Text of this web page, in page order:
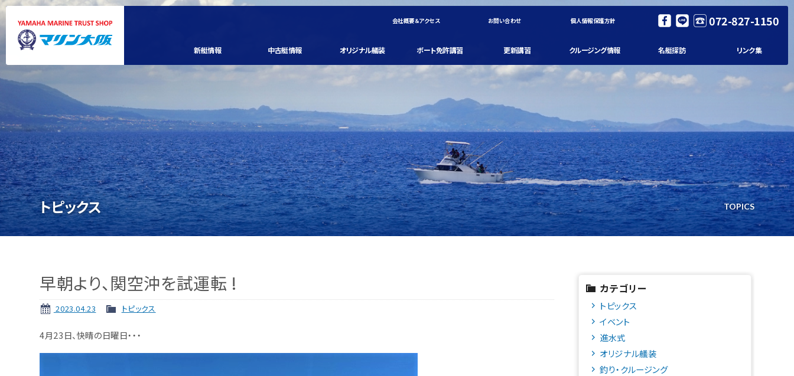
会社概要＆アクセス お問い合わせ 個人情報保護方針 072-827-1150
新艇情報 中古艇情報 オリジナル艤装 ボート免許講習 更新講習 クルージング情報 名艇探訪 リンク集
トピックス TOPICS
早朝より、関空沖を試運転 !
2023.04.23 トピックス
4月23日、快晴の日曜日・・・
カテゴリー
トピックス
イベント
進水式
オリジナル艤装
釣り・クルージング